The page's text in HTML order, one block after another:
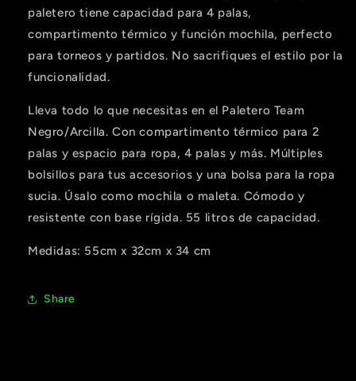
paletero tiene capacidad para 4 palas,
compartimento térmico y función mochila, perfecto
para torneos y partidos. No sacrifiques el estilo por la
funcionalidad.
Lleva todo lo que necesitas en el Paletero Team
Negro/Arcilla. Con compartimento térmico para 2
palas y espacio para ropa, 4 palas y más. Múltiples
bolsillos para tus accesorios y una bolsa para la ropa
sucia. Úsalo como mochila o maleta. Cómodo y
resistente con base rígida. 55 litros de capacidad.
Medidas: 55cm x 32cm x 34 cm
Share
sin tarjeta de crédito
1 Agrega tu producto al carrito y
pagar con Meses sin Tarjeta.
la cantidad de mesesy confirma.
3 Paga mes a mes
con saldo disponible,
débito u otros medios.
Crédito sujeto a aprobación.
¿Tienes dudas? Consulta nuestraAyuda.